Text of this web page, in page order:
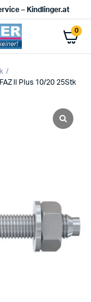
– Kindlinger.at
0
II Plus 10/20 25Stk